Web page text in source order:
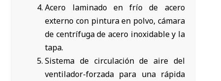
Acero laminado en frío de acero
externo con pintura en polvo, cámara
de centrífuga de acero inoxidable y la
tapa.
Sistema de circulación de aire del
ventilador-forzada para una rápida